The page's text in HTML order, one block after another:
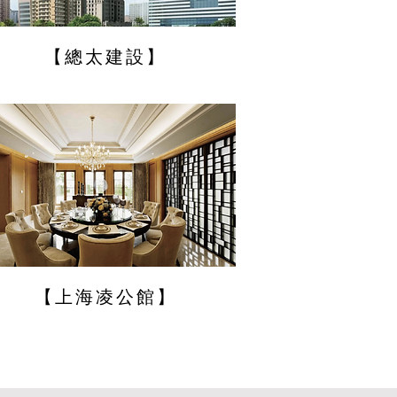
【總太建設】
【上海凌公館】